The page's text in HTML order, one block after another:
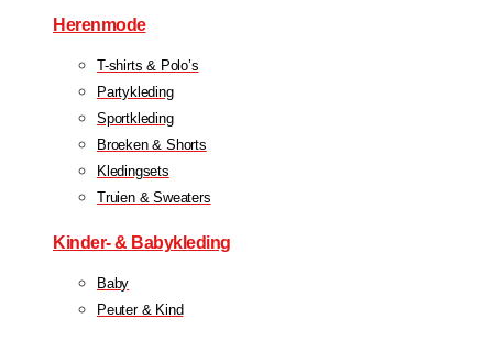
Herenmode
T-shirts & Polo’s
Partykleding
Sportkleding
Broeken & Shorts
Kledingsets
Truien & Sweaters
Kinder- & Babykleding
Baby
Peuter & Kind